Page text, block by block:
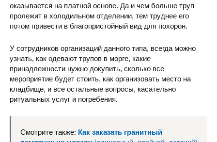
оказывается на платной основе. Да и чем больше труп
пролежит в холодильном отделении, тем труднее его
потом привести в благопристойный вид для похорон.
У сотрудников организаций данного типа, всегда можно
узнать, как одевают трупов в морге, какие
принадлежности нужно докупить, сколько все
мероприятие будет стоить, как организовать место на
кладбище, и все остальные вопросы, касательно
ритуальных услуг и погребения.
Смотрите также: Как заказать гранитный